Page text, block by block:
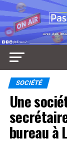
SOCIÉTÉ
Une
bureau à